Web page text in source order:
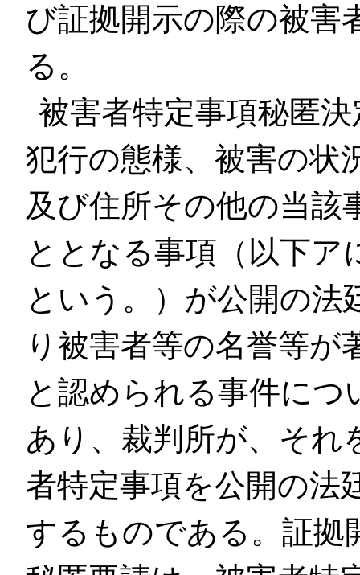
び証拠開示の際の被害
る。
被害者特定事項秘匿
犯行の態様、被害の状
及び住所その他の当該
ととなる事項（以下ア
という。）が公開の
り被害者等の名誉等
と認められる事件に
あり、裁判所が、それ
者特定事項を公開の法
するものである。証拠